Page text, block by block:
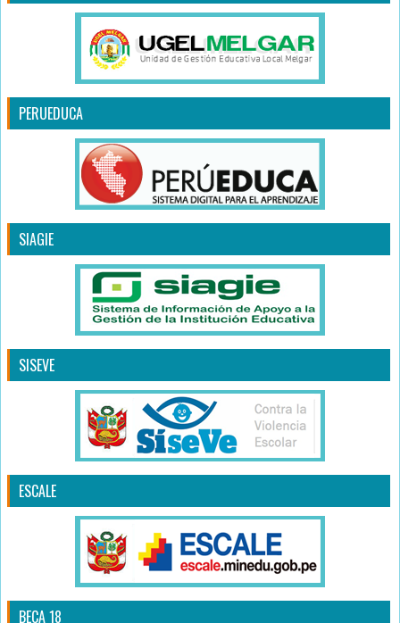
PERUEDUCA
SIAGIE
SISEVE
ESCALE
BECA 18